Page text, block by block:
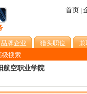
首页
品牌企业 猎头职位
兼
级搜索
航空职业学院